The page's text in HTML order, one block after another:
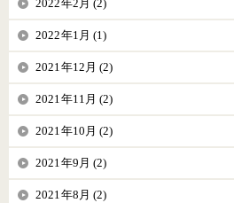
2022年2月 (2)
2022年1月 (1)
2021年12月 (2)
2021年11月 (2)
2021年10月 (2)
2021年9月 (2)
2021年8月 (2)